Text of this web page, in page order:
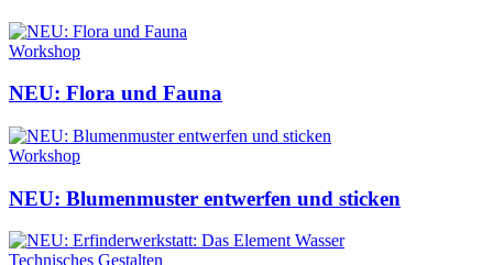
Workshop
NEU: Flora und Fauna
Workshop
NEU: Blumenmuster entwerfen und sticken
Technisches Gestalten